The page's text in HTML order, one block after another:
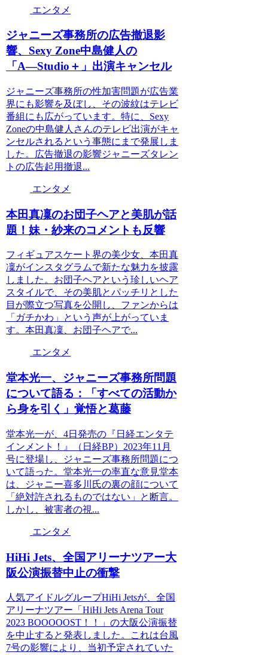
エンタメ
ジャニーズ事務所の広告撤退影
響、Sexy Zone中島健人の
「A―Studio＋」出演キャンセル
ジャニーズ事務所の性加害問題が広告業
界にも影響を及ぼし、その波紋はテレビ
番組にも広がっています。特に、Sexy
Zoneの中島健人さんのテレビ出演がキャ
ンセルされるという事態にまで発展しま
した。広告撤退の影響ジャニーズタレン
トの広告起用撤退...
エンタメ
本田真凜のお団子ヘアと美肌が話
題！妹・紗来のコメントも反響
フィギュアスケート界の美少女、本田真
凜がインスタグラムで新たな魅力を披露
しました。お団子ヘアという珍しいヘア
スタイルで、その美肌とパッチリとした
目が際立つ写真を公開し、ファンからは
「ガチかわ」という声が上がっていま
す。本田真凜、お団子ヘアで...
エンタメ
堂本光一、ジャニーズ事務所問題
について語る：「すべての活動か
ら身を引く」覚悟と葛藤
堂本光一が、4日発売の『日経エンタテ
インメント！』（日経BP）2023年11月
号に登場し、ジャニーズ事務所問題につ
いて語った。堂本光一の率直な意見堂本
は、ジャニー喜多川氏の裏の顔について
「絶対許されるものではない」と断言。
しかし、被害者の視...
エンタメ
HiHi Jets、全国アリーナツアー大
阪公演振替中止の衝撃
人気アイドルグループHiHi Jetsが、全国
アリーナツアー「HiHi Jets Arena Tour
2023 BOOOOOST！！」の大阪公演振替
を中止すると発表しました。これは台風
7号の影響により、当初予定されていた